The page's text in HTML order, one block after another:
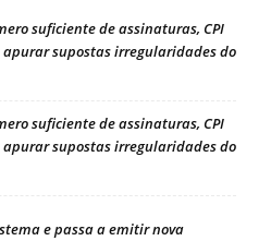
suficiente de assinaturas, CPI
supostas irregularidades do
suficiente de assinaturas, CPI
supostas irregularidades do
e passa a emitir nova